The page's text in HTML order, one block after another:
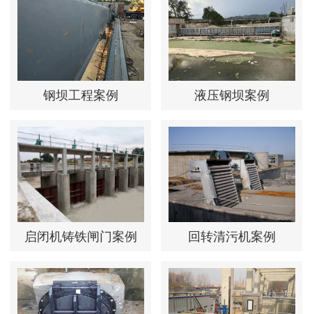
钢坝工程案例 液压钢坝案例
启闭机铸铁闸门案例 回转清污机案例